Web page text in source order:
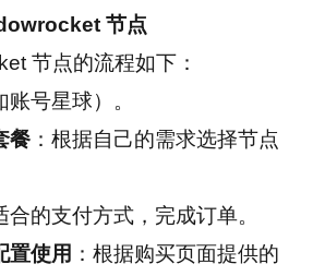
节点
节点的流程如下：
账号星球）。
餐：根据自己的需求选择节点
合的支付方式，完成订单。
置使用 ：根据购买页面提供的